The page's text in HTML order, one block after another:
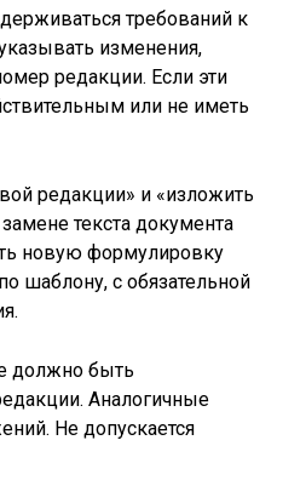
требований к
изменения,
редакции. Если эти
или не иметь
редакции» и «изложить
текста документа
новую формулировку
шаблону, с обязательной
должно быть
Аналогичные
Не допускается